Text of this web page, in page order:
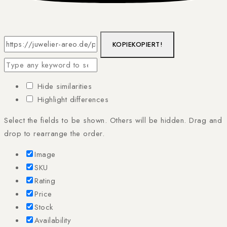
KOPIEKOPIERT!
Hide similarities
Highlight differences
Select the fields to be shown. Others will be hidden. Drag and
drop to rearrange the order.
Image
SKU
Rating
Price
Stock
Availability